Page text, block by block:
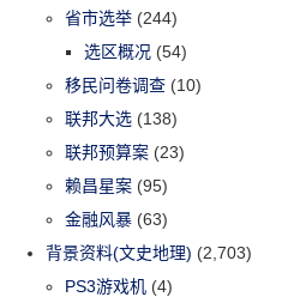
省市选举 (244)
选区概况 (54)
移民问卷调查 (10)
联邦大选 (138)
联邦预算案 (23)
赖昌星案 (95)
金融风暴 (63)
背景资料(文史地理) (2,703)
PS3游戏机 (4)